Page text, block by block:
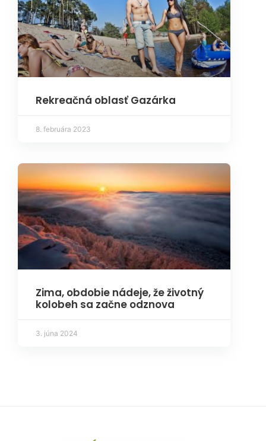
Rekreačná oblasť Gazárka
8. februára 2023
Zima, obdobie nádeje, že životný
kolobeh sa začne odznova
3. júna 2024